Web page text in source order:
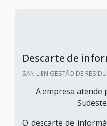
Descarte de
SAN LIEN GESTÃO DE
A empresa atende
O descarte de